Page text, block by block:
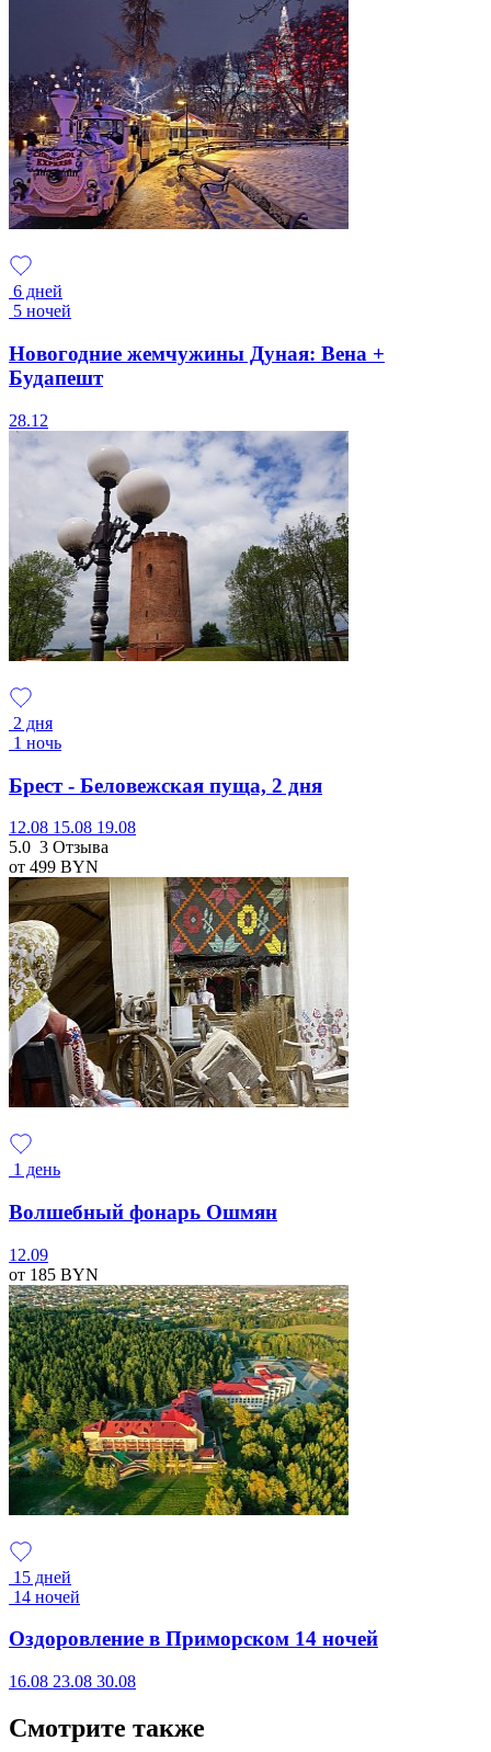
6 дней
5 ночей
Новогодние жемчужины Дуная: Вена +
Будапешт
28.12
2 дня
1 ночь
Брест - Беловежская пуща, 2 дня
12.08 15.08 19.08
5.0 3 Отзыва
от 499 BYN
1 день
Волшебный фонарь Ошмян
12.09
от 185 BYN
15 дней
14 ночей
Оздоровление в Приморском 14 ночей
16.08 23.08 30.08
Смотрите также